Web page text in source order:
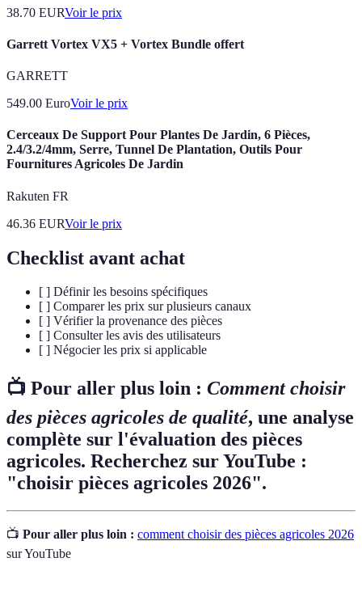
38.70 EURVoir le prix
Garrett Vortex VX5 + Vortex Bundle offert
GARRETT
549.00 EuroVoir le prix
Cerceaux De Support Pour Plantes De Jardin, 6 Pièces,
2.4/3.2/4mm, Serre, Tunnel De Plantation, Outils Pour
Fournitures Agricoles De Jardin
Rakuten FR
46.36 EURVoir le prix
Checklist avant achat
[ ] Définir les besoins spécifiques
[ ] Comparer les prix sur plusieurs canaux
[ ] Vérifier la provenance des pièces
[ ] Consulter les avis des utilisateurs
[ ] Négocier les prix si applicable
📺 Pour aller plus loin : Comment choisir
des pièces agricoles de qualité, une analyse
complète sur l'évaluation des pièces
agricoles. Recherchez sur YouTube :
"choisir pièces agricoles 2026".
📺 Pour aller plus loin : comment choisir des pièces agricoles 2026
sur YouTube